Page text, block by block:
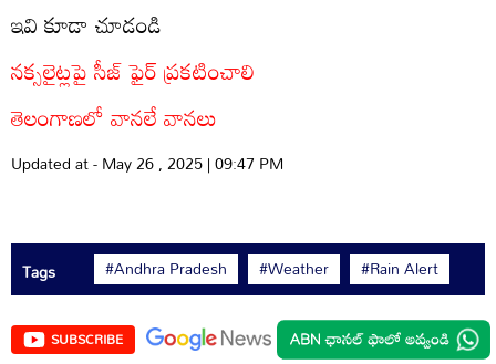
ఇవి కూడా చూడండి
నక్సలైట్లపై సీజ్ ఫైర్ ప్రకటించాలి
తెలంగాణలో వానలే వానలు
Updated at - May 26 , 2025 | 09:47 PM
Tags #Andhra Pradesh #Weather #Rain Alert
SUBSCRIBE